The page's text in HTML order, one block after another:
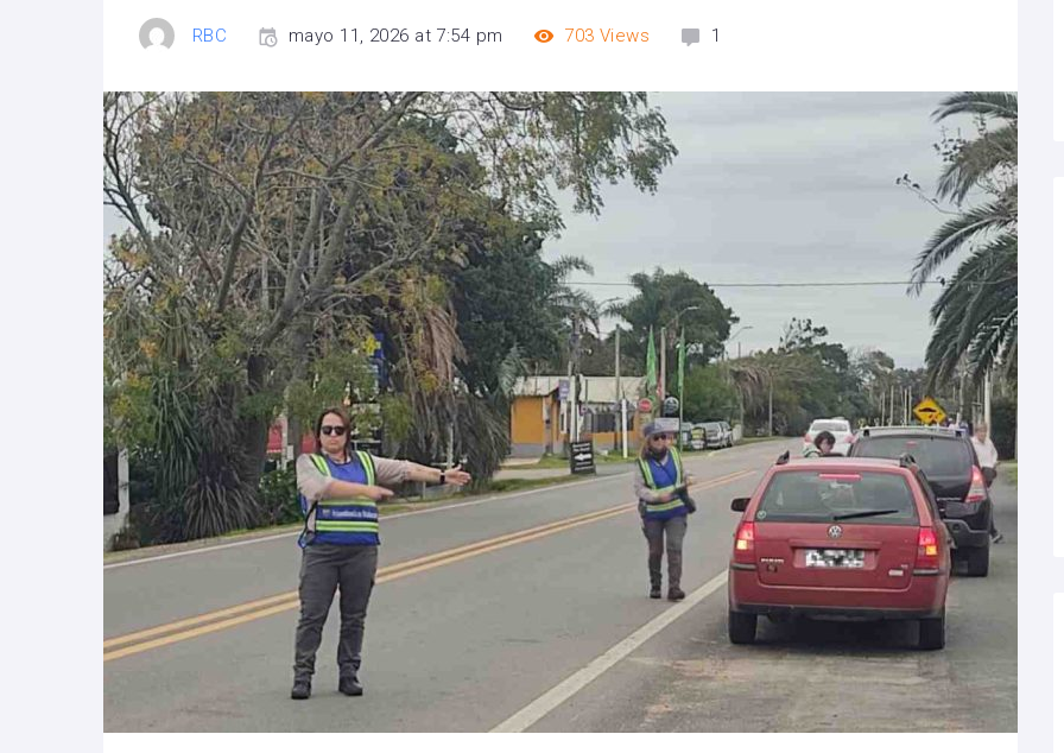
RBC mayo 11, 2026 at 7:54 pm 703 Views 1